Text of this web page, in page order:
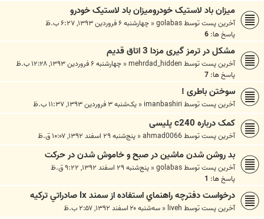
میزان باد لاستیک خودرومیزان باد لاستیک خودرو
آخرین پست توسطgolabas
« چهارشنبه ۶ فروردین ۱۳۹۳, ۶:۲۷ ب.ظ
پاسخ ها: 6
مشکل در ترمز گيری مزدا 3 اتاق قديم
آخرین پست توسطmehrdad_hidden
« چهارشنبه ۶ فروردین ۱۳۹۳, ۱۲:۲۸ ب.ظ
پاسخ ها: 7
سوختن باطری !
آخرین پست توسطimanbashiri
« یک‌شنبه ۳ فروردین ۱۳۹۳, ۱۱:۳۷ ب.ظ
کمک درباره c240 پلیسی
آخرین پست توسطahmad0066
« پنج‌شنبه ۲۹ اسفند ۱۳۹۲, ۱۰:۰۷ ق.ظ
بد روشن شدن ماشین در صبح و خاموش شدن در حرکت
آخرین پست توسطgolabas
« پنج‌شنبه ۲۹ اسفند ۱۳۹۲, ۹:۲۲ ق.ظ
پاسخ ها: 1
درخواست دفترچه راهنماي استفاده از سمند lx صادراتي تركيه
آخرین پست توسطliveh
« سه‌شنبه ۲۰ اسفند ۱۳۹۲, ۲:۵۷ ب.ظ